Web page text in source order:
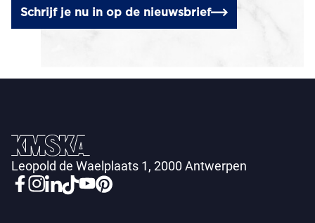
Schrijf je nu in op de nieuwsbrief
Leopold de Waelplaats 1, 2000 Antwerpen